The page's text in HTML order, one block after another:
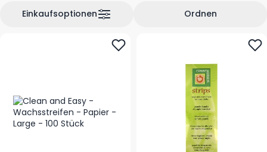
Augenpflege
Zubehör
Dauernwelle
Ordnen
Einkaufsoptionen